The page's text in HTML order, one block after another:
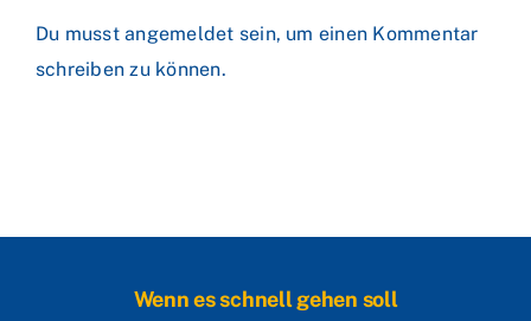
Du musstangemeldet sein, um einen Kommentar
schreiben zu können.
Wenn es schnell gehen soll